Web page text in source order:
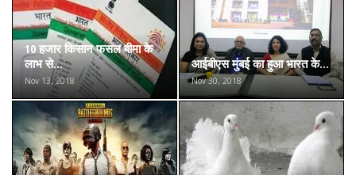
10 हजार किसान फसल बीमा के
लाभ से...
Nov 13, 2018
आईबीएस मुंबई का हुआ भारत के...
Nov 30, 2018